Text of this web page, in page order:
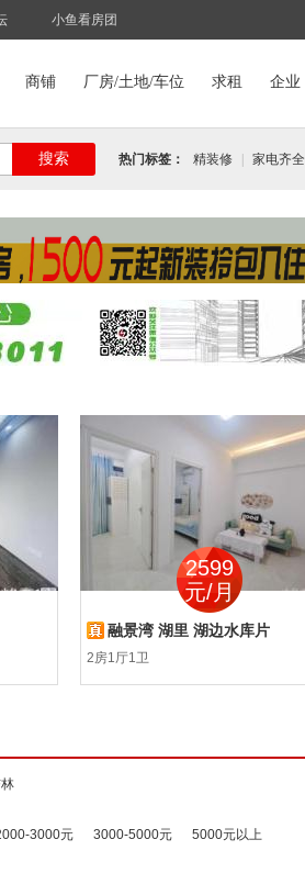
小鱼看房团
商铺 厂房/土地/车位 求租 企业
搜索 热门标签： 精装修 家电齐全
2599
元/月
融景湾 湖里 湖边水库片
2房1厅1卫
3000元 3000-5000元 5000元以上